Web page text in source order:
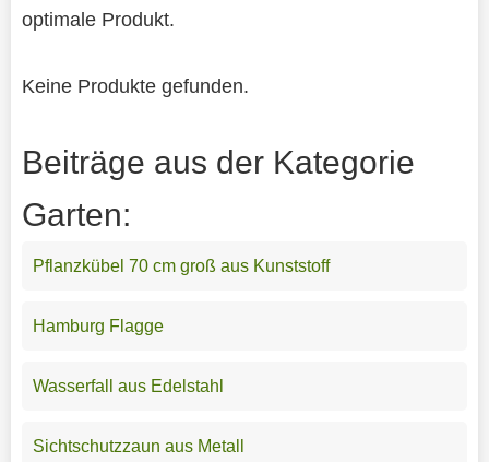
optimale Produkt.
Keine Produkte gefunden.
Beiträge aus der Kategorie
Garten:
Pflanzkübel 70 cm groß aus Kunststoff
Hamburg Flagge
Wasserfall aus Edelstahl
Sichtschutzzaun aus Metall